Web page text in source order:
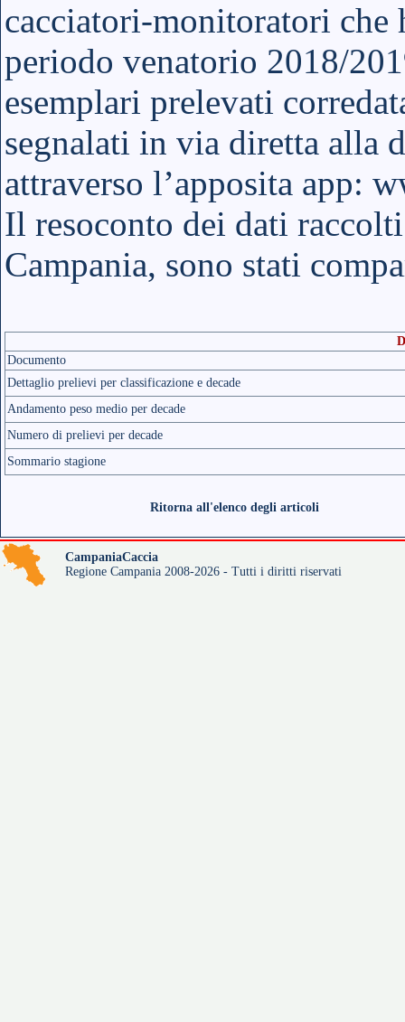
cacciatori-monitoratori che
periodo venatorio 2018/
esemplari prelevati
segnalati in via diretta alla
attraverso l’apposita app:
Il resoconto dei dati
Campania, sono stati
Documento
Dettaglio prelievi per classificazione e decade
Andamento peso medio per decade
Numero di prelievi per decade
Sommario stagione
Ritorna all'elenco degli articoli
CampaniaCaccia
Regione Campania 2008-2026 - Tutti i diritti riservati